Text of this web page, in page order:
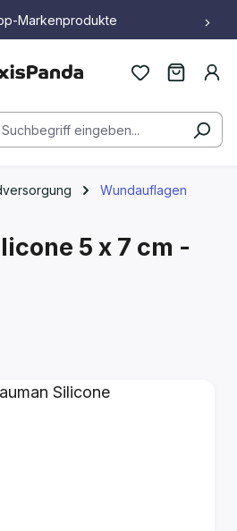
Markenprodukte
Wundauflagen
5 x 7 cm -